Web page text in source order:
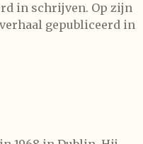
in schrijven. Op zijn
gepubliceerd in